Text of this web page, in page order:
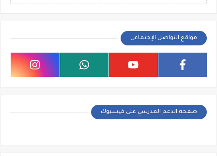
مواقع التواصل الإجتماعي
صفحة الدعم المدرسي على فيسبوك